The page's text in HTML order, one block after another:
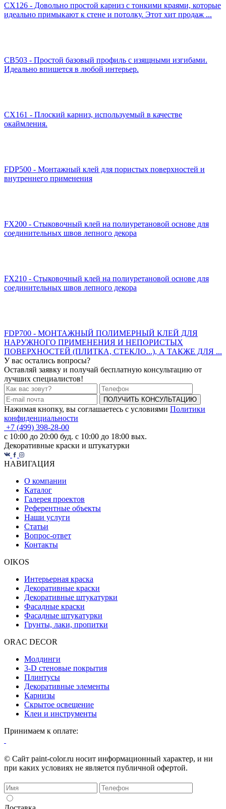
CX126 - Довольно простой карниз с тонкими краями, которые
идеально примыкают к стене и потолку. Этот хит продаж ...
CB503 - Простой базовый профиль с изящными изгибами.
Идеально впишется в любой интерьер.
CX161 - Плоский карниз, используемый в качестве
окаймления.
FDP500 - Монтажный клей для пористых поверхностей и
внутреннего применения
FX200 - Стыковочный клей на полиуретановой основе для
соединительных швов лепного декора
FX210 - Стыковочный клей на полиуретановой основе для
соединительных швов лепного декора
FDP700 - МОНТАЖНЫЙ ПОЛИМЕРНЫЙ КЛЕЙ ДЛЯ
НАРУЖНОГО ПРИМЕНЕНИЯ И НЕПОРИСТЫХ
ПОВЕРХНОСТЕЙ (ПЛИТКА, СТЕКЛО...), А ТАКЖЕ ДЛЯ ...
У вас остались вопросы?
Оставляй заявку и получай бесплатную консультацию от
лучших специалистов!
ПОЛУЧИТЬ КОНСУЛЬТАЦИЮ
Нажимая кнопку, вы соглашаетесь с условиями Политики
конфиденциальности
+7 (499) 398-28-00
с 10:00 до 20:00 буд. с 10:00 до 18:00 вых.
Декоративные краски и штукатурки
НАВИГАЦИЯ
О компании
Каталог
Галерея проектов
Референтные объекты
Наши услуги
Статьи
Вопрос-ответ
Контакты
OIKOS
Интерьерная краска
Декоративные краски
Декоративные штукатурки
Фасадные краски
Фасадные штукатурки
Грунты, лаки, пропитки
ORAC DECOR
Молдинги
3-D стеновые покрытия
Плинтусы
Декоративные элементы
Карнизы
Скрытое освещение
Клеи и инструменты
Принимаем к оплате:
© Сайт paint-color.ru носит информационный характер, и ни
при каких условиях не является публичной офертой.